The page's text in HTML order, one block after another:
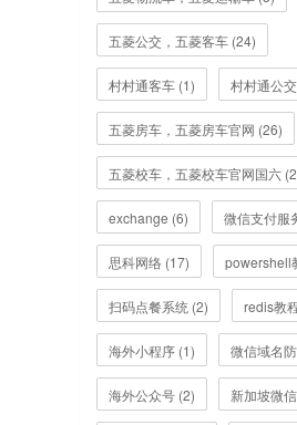
五菱公交，五菱客车 (24)
村村通客车 (1) 村村通公
五菱房车，五菱房车官网 (26)
五菱校车，五菱校车官网国六
exchange (6) 微信支付服
思科网络 (17) powershell
扫码点餐系统 (2) redis教
海外小程序 (1) 微信域名
海外公众号 (2) 新加坡微